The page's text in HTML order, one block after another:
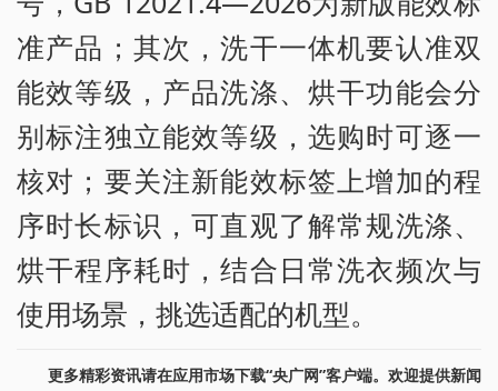
准产品；其次，洗干一体机要认准双
能效等级，产品洗涤、烘干功能会分
别标注独立能效等级，选购时可逐一
核对；要关注新能效标签上增加的程
序时长标识，可直观了解常规洗涤、
烘干程序耗时，结合日常洗衣频次与
使用场景，挑选适配的机型。
更多精彩资讯请在应用市场下载“央广网”客户端。欢迎提供新闻